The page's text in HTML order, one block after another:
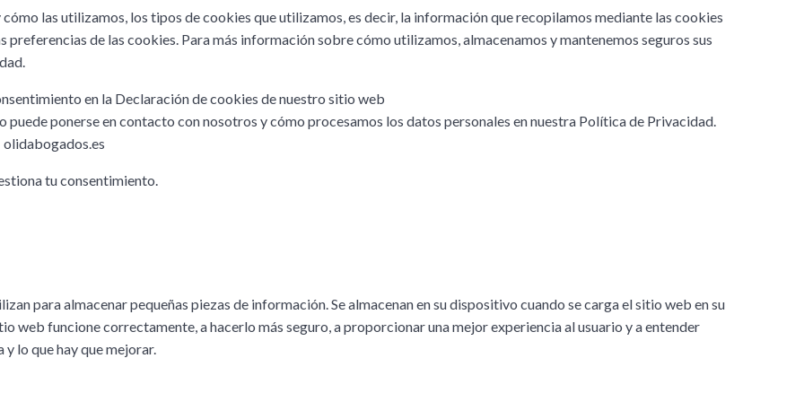
las utilizamos, los tipos de cookies que utilizamos, es decir, la información que recopilamos mediante las cookies
de las cookies. Para más información sobre cómo utilizamos, almacenamos y mantenemos seguros sus
en la Declaración de cookies de nuestro sitio web
ponerse en contacto con nosotros y cómo procesamos los datos personales en nuestra Política de Privacidad.
olidabogados.es
tu consentimiento.
para almacenar pequeñas piezas de información. Se almacenan en su dispositivo cuando se carga el sitio web en su
web funcione correctamente, a hacerlo más seguro, a proporcionar una mejor experiencia al usuario y a entender
lo que hay que mejorar.